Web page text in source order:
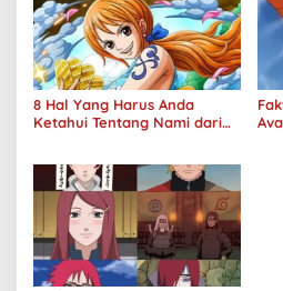
8 Hal Yang Harus Anda
Ketahui Tentang Nami dari